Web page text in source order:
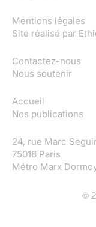
Mentions légales
Site réalisé par
Contactez-nous
Nous soutenir
Accueil
Nos publications
24, rue Marc
75018 Paris
Métro Marx
©